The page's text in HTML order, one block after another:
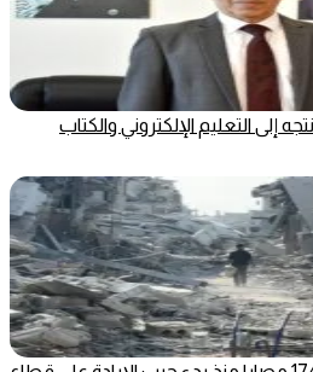
إلى التعليم الإلكتروني والكتاب